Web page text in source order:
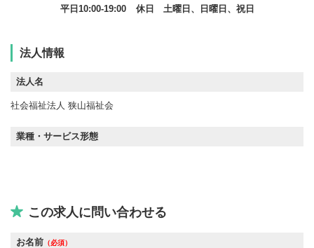
平日10:00-19:00 休日 土曜日、日曜日、祝日
法人情報
法人名
社会福祉法人 狭山福祉会
業種・サービス形態
この求人に問い合わせる
お名前 （必須）